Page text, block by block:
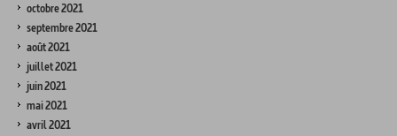
octobre 2021
septembre 2021
août 2021
juillet 2021
juin 2021
mai 2021
avril 2021